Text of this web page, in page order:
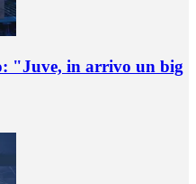
"Juve, in arrivo un big